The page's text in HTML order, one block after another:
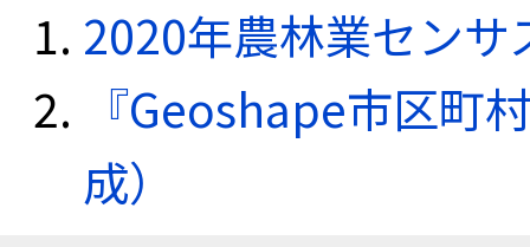
2020年農林業セン
『Geoshape市区町
成）